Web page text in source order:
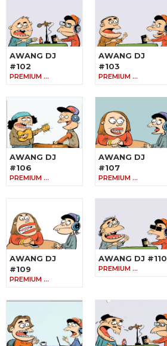
AWANG DJ
#102
PREMIUM …
AWANG DJ
#103
PREMIUM …
AWANG DJ
#106
PREMIUM …
AWANG DJ
#107
PREMIUM …
AWANG DJ
#109
PREMIUM …
AWANG DJ #110
PREMIUM …